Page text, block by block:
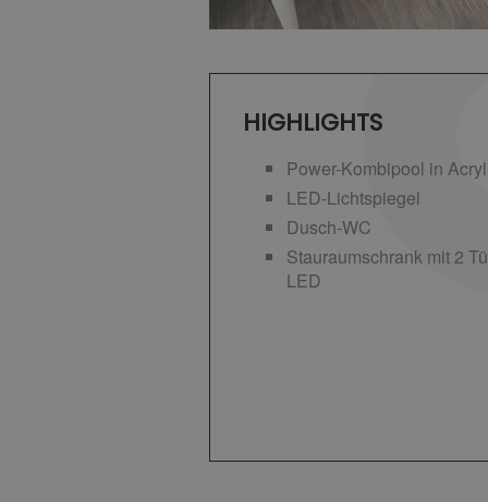
HIGHLIGHTS
Power-Kombipool in
LED-Lichtspiegel
Dusch-WC
Stauraumschrank mit 2
LED